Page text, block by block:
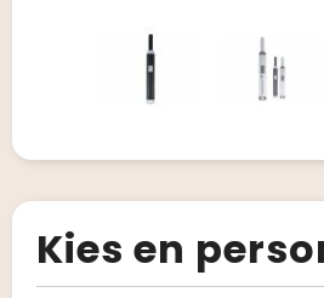
Kies en